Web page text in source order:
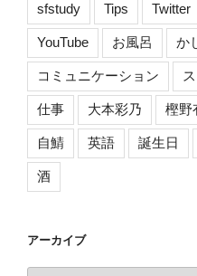
sfstudy Tips Twitter
YouTube お風呂 か
コミュニケーション
仕事 大本彩乃 樫野
自鯖 英語 誕生日
酒
アーカイブ